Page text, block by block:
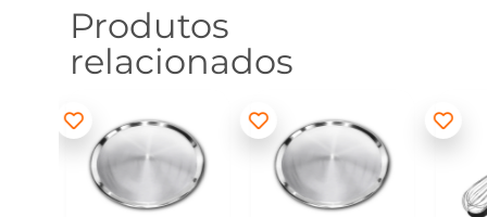
Produtos
relacionados